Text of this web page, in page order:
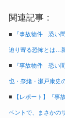
関連記事：
■ 『事故物件 恐い
迫り寄る恐怖とは…
■ 『事故物件 恐い
也・奈緒・瀬戸康史
■ 【レポート】『
ベントで、まさかの